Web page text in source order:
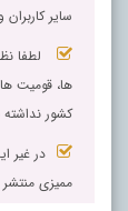
سایر
لطفا
ها، قومیت
کشور نداشته
در غیر
ممیزی